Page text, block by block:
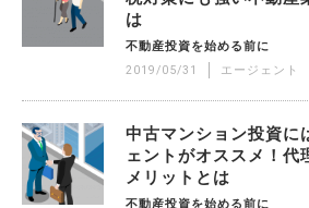
は
不動産投資を始める前に
2019/05/31 エージェント
中古マンション投資に
ェントがオススメ！代
メリットとは
不動産投資を始める前に